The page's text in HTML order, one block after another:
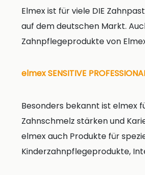
Elmex ist für viele DIE
auf dem deutschen Markt.
Zahnpflegeprodukte von
elmex SENSITIVE
Besonders bekannt ist elmex
Zahnschmelz stärken und
elmex auch Produkte für
Kinderzahnpflegeprodukte,